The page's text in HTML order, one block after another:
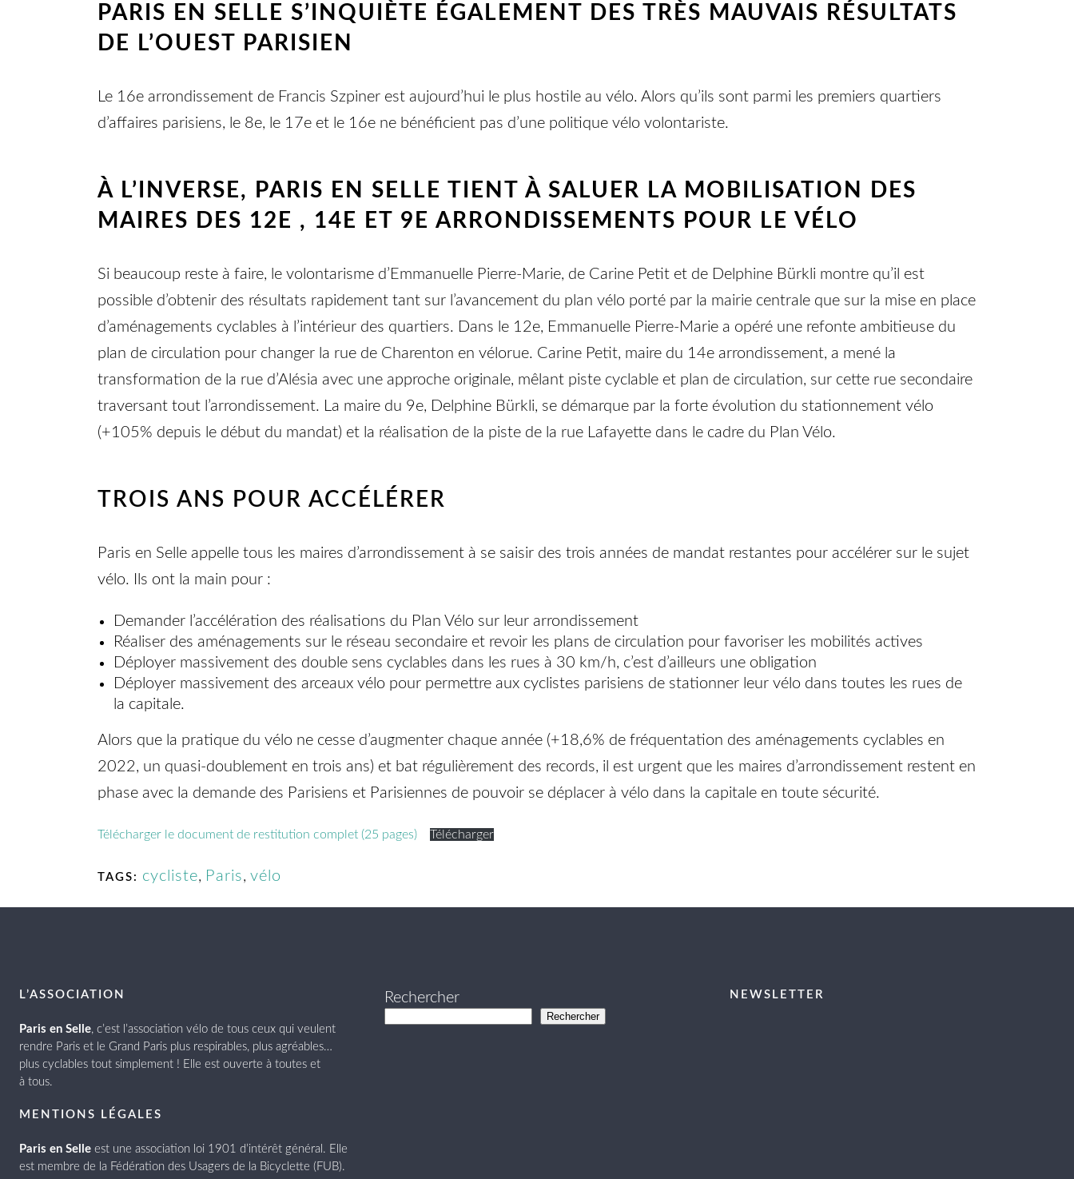
PARIS EN SELLE S’INQUIÈTE ÉGALEMENT DES TRÈS MAUVAIS RÉSULTATS
DE L’OUEST PARISIEN
Le 16e arrondissement de Francis Szpiner est aujourd’hui le plus hostile au vélo. Alors qu’ils sont parmi les premiers quartiers
d’affaires parisiens, le 8e, le 17e et le 16e ne bénéficient pas d’une politique vélo volontariste.
À L’INVERSE, PARIS EN SELLE TIENT À SALUER LA MOBILISATION DES
MAIRES DES 12E , 14E ET 9E ARRONDISSEMENTS POUR LE VÉLO
Si beaucoup reste à faire, le volontarisme d’Emmanuelle Pierre-Marie, de Carine Petit et de Delphine Bürkli montre qu’il est
possible d’obtenir des résultats rapidement tant sur l’avancement du plan vélo porté par la mairie centrale que sur la mise en place
d’aménagements cyclables à l’intérieur des quartiers. Dans le 12e, Emmanuelle Pierre-Marie a opéré une refonte ambitieuse du
plan de circulation pour changer la rue de Charenton en vélorue. Carine Petit, maire du 14e arrondissement, a mené la
transformation de la rue d’Alésia avec une approche originale, mêlant piste cyclable et plan de circulation, sur cette rue secondaire
traversant tout l’arrondissement. La maire du 9e, Delphine Bürkli, se démarque par la forte évolution du stationnement vélo
(+105% depuis le début du mandat) et la réalisation de la piste de la rue Lafayette dans le cadre du Plan Vélo.
TROIS ANS POUR ACCÉLÉRER
Paris en Selle appelle tous les maires d’arrondissement à se saisir des trois années de mandat restantes pour accélérer sur le sujet
vélo. Ils ont la main pour :
Demander l’accélération des réalisations du Plan Vélo sur leur arrondissement
Réaliser des aménagements sur le réseau secondaire et revoir les plans de circulation pour favoriser les mobilités actives
Déployer massivement des double sens cyclables dans les rues à 30 km/h, c’est d’ailleurs une obligation
Déployer massivement des arceaux vélo pour permettre aux cyclistes parisiens de stationner leur vélo dans toutes les rues de
la capitale.
Alors que la pratique du vélo ne cesse d’augmenter chaque année (+18,6% de fréquentation des aménagements cyclables en
2022, un quasi-doublement en trois ans) et bat régulièrement des records, il est urgent que les maires d’arrondissement restent en
phase avec la demande des Parisiens et Parisiennes de pouvoir se déplacer à vélo dans la capitale en toute sécurité.
Télécharger le document de restitution complet (25 pages) Télécharger
TAGS: cycliste, Paris, vélo
L’ASSOCIATION
Paris en Selle, c’est l’association vélo de tous ceux qui veulent
rendre Paris et le Grand Paris plus respirables, plus agréables…
plus cyclables tout simplement ! Elle est ouverte à toutes et
à tous.
MENTIONS LÉGALES
Paris en Selle est une association loi 1901 d’intérêt général. Elle
est membre de la Fédération des Usagers de la Bicyclette (FUB).
Rechercher
Rechercher
NEWSLETTER